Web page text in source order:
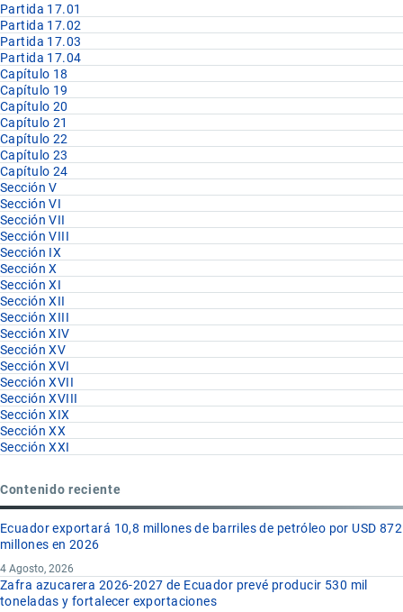
Partida 17.01
Partida 17.02
Partida 17.03
Partida 17.04
Capítulo 18
Capítulo 19
Capítulo 20
Capítulo 21
Capítulo 22
Capítulo 23
Capítulo 24
Sección V
Sección VI
Sección VII
Sección VIII
Sección IX
Sección X
Sección XI
Sección XII
Sección XIII
Sección XIV
Sección XV
Sección XVI
Sección XVII
Sección XVIII
Sección XIX
Sección XX
Sección XXI
Contenido reciente
Ecuador exportará 10,8 millones de barriles de petróleo por USD 872
millones en 2026
4 Agosto, 2026
Zafra azucarera 2026-2027 de Ecuador prevé producir 530 mil
toneladas y fortalecer exportaciones